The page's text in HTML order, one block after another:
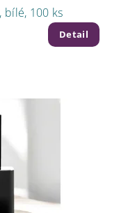
bílé, 100 ks
Detail